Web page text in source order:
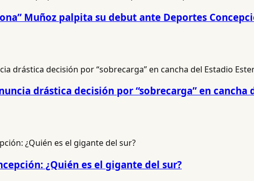
Muñoz palpita su debut ante Deportes
drástica decisión por “sobrecarga” en cancha
¿Quién es el gigante del sur?